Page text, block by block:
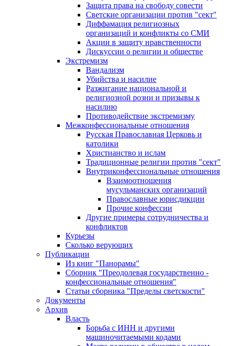
Защита права на свободу совести
Светские организации против "сект"
Диффамация религиозных
организаций и конфликты со СМИ
Акции в защиту нравственности
Дискуссии о религии и обществе
Экстремизм
Вандализм
Убийства и насилие
Разжигание национальной и
религиозной розни и призывы к
насилию
Противодействие экстремизму
Межконфессиональные отношения
Русская Православная Церковь и
католики
Христианство и ислам
Традиционные религии против "сект"
Внутриконфессиональные отношения
Взаимоотношения
мусульманских организаций
Православные юрисдикции
Прочие конфессии
Другие примеры сотрудничества и
конфликтов
Курьезы
Сколько верующих
Публикации
Из книг "Панорамы"
Сборник "Преодолевая государственно -
конфессиональные отношения"
Статьи сборника "Пределы светскости"
Документы
Архив
Власть
Борьба с ИНН и другими
машиночитаемыми кодами